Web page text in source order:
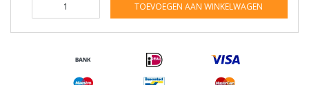
TOEVOEGEN AAN WINKELWAGEN